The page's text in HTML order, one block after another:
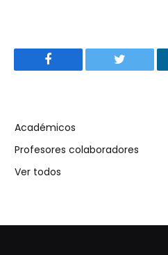
Académicos
Profesores colaboradores
Ver todos